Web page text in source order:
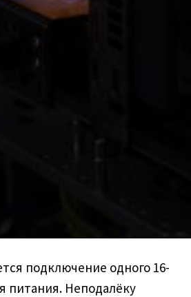
подключение одного 16-
питания. Неподалёку